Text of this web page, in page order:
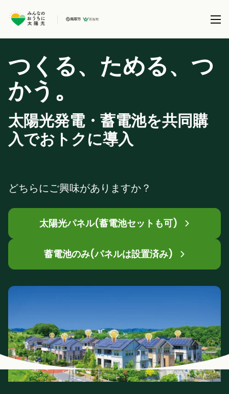
本事業について
共同購入事業とは
事務局について
全国で実施している共同購入事業
製品を選択する
太陽光パネル / 太陽光パネル＋蓄電池
蓄電池 (パネル設置済の方)
ブログ
つくる、ためる、つ
かう 。
太陽光発電・蓄電池を共同購
入でおトクに導入
どちらにご興味がありますか？
太陽光パネル(蓄電池セットも可)
蓄電池のみ(パネルは設置済み)